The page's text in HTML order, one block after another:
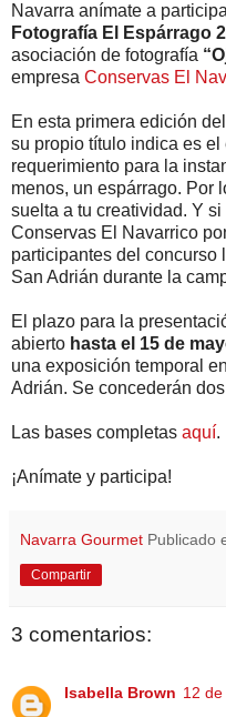
Navarra anímate a
Fotografía El Espárrago
asociación de fotografía
empresa Conservas El
En esta primera edición
su propio título indica es
requerimiento para la
menos, un espárrago. Por
suelta a tu creatividad. Y
Conservas El Navarrico
participantes del concurso
San Adrián durante la
El plazo para la
abierto hasta el 15 de
una exposición temporal
Adrián. Se concederán
Las bases completas aquí.
¡Anímate y participa!
Navarra Gourmet Publicado
Compartir
3 comentarios:
Isabella Brown 12